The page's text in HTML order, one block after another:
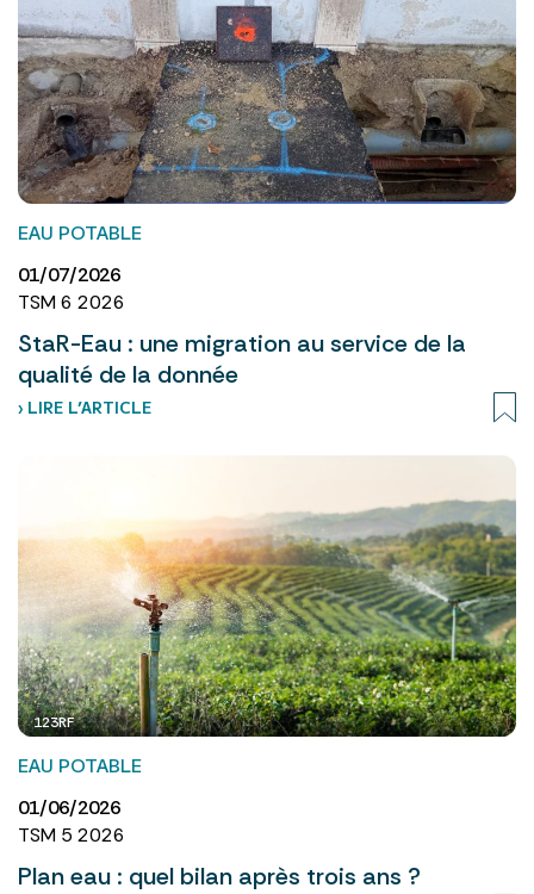
EAU POTABLE
01/07/2026
TSM 6 2026
StaR-Eau : une migration au service de la
qualité de la donnée
› LIRE L’ARTICLE
123RF
EAU POTABLE
01/06/2026
TSM 5 2026
Plan eau : quel bilan après trois ans ?